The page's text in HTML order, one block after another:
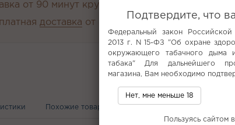
от 90 минут круглосуточно
доставка от 4000 руб.
Похожие товары
Подтвердите, что
Федеральный закон
2013 г. N 15-ФЗ "Об охране
окружающего табачного дыма
табака" Для дальнейшего
магазина, Вам необходимо
Нет, мне меньше 18
Пользуясь сайтом